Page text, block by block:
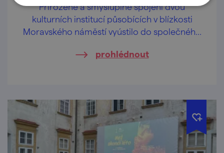
Přirozené a smysluplné spojení dvou
kulturních institucí působících v blízkosti
Moravského náměstí vyústilo do společného
prohlédnout